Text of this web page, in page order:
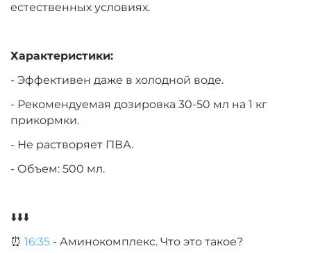
естественных условиях.
Характеристики:
- Эффективен даже в холодной воде.
- Рекомендуемая дозировка 30-50 мл на 1 кг
прикормки.
- Не растворяет ПВА.
- Объем: 500 мл.
⬇️⬇️⬇️
⏰ 16:35 - Аминокомплекс. Что это такое?